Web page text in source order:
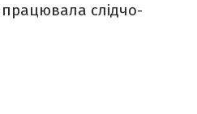
слідчо-